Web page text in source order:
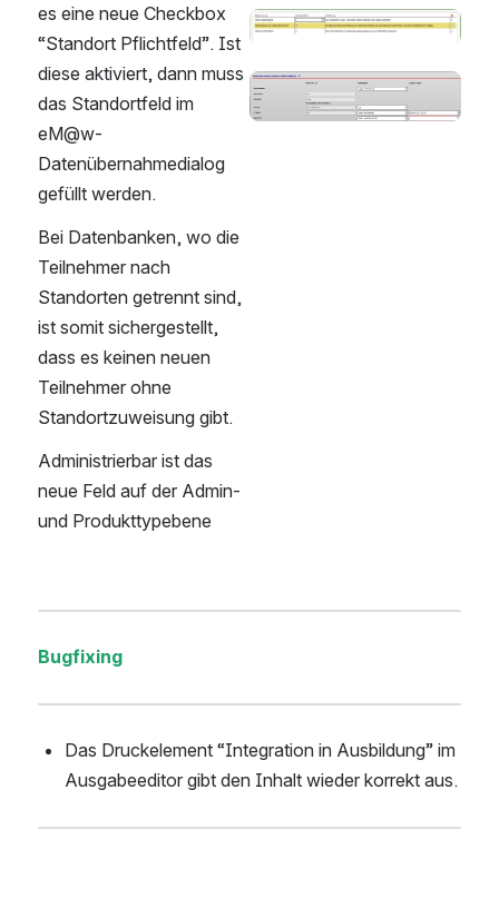
es eine neue Checkbox
“Standort Pflichtfeld”. Ist
diese aktiviert, dann muss
das Standortfeld im
eM@w-
Datenübernahmedialog
gefüllt werden.
Bei Datenbanken, wo die
Teilnehmer nach
Standorten getrennt sind,
ist somit sichergestellt,
dass es keinen neuen
Teilnehmer ohne
Standortzuweisung gibt.
Administrierbar ist das
neue Feld auf der Admin-
und Produkttypebene
öffnen
öffnen
Bugfixing
Das Druckelement “Integration in Ausbildung” im
Ausgabeeditor gibt den Inhalt wieder korrekt aus.